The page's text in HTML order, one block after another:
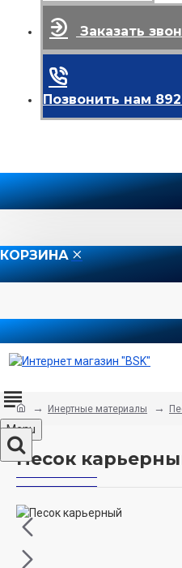
Заказать
Позвонить нам
КОРЗИНА
Menu
Инертные материалы
Песок